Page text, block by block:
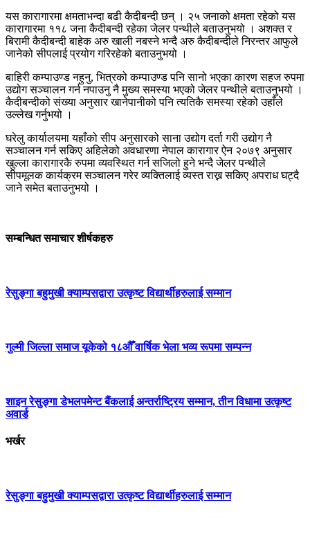
यस कारागारमा क्षमताभन्दा बढी कैदीबन्दी छन् । २५ जनाको क्षमता रहेको यस
कारागारमा ११८ जना कैदीबन्दी रहेका जेलर पन्थीले बताउनुभयो । अशक्त र
बिरामी कैदीबन्दी बाहेक अरु खाली नबस्ने भन्दै अरु कैदीबन्दीले निरन्तर आफुले
जानेको सीपलाई प्रयोग गरिरहेको बताउनुभयो ।
बाहिरी कम्पाउण्ड नहुनु, भित्रको कम्पाउण्ड पनि सानो भएका कारण सहज रुपमा
उद्योग सञ्चालन गर्न नपाउनु नै मुख्य समस्या भएको जेलर पन्थीले बताउनुभयो ।
कैदीबन्दीको संख्या अनुसार खानेपानीको पनि त्यतिकै समस्या रहेको उहाँले
उल्लेख गर्नुभयो ।
घरेलु कार्यालयमा यहाँको सीप अनुसारको साना उद्योग दर्ता गरी उद्योग नै
सञ्चालन गर्न सकिए अहिलेको अवधारणा नेपाल कारागार ऐन २०७९ अनुसार
खुल्ला कारागारकै रुपमा व्यवस्थित गर्न सजिलो हुने भन्दै जेलर पन्थीले
सीपमूलक कार्यक्रम सञ्चालन गरेर व्यक्तिलाई व्यस्त राख्न सकिए अपराध घट्दै
जाने समेत बताउनुभयो ।
सम्बन्धित समाचार शीर्षकहरु
रेसुङ्गा बहुमुखी क्याम्पसद्वारा उत्कृष्ट विद्यार्थीहरुलाई सम्मान
गुल्मी जिल्ला समाज यूकेको १८औँ वार्षिक भेला भव्य रूपमा सम्पन्न
शाइन रेसुङ्गा डेभलपमेन्ट बैंकलाई अन्तर्राष्ट्रिय सम्मान, तीन विधामा उत्कृष्ट
अवार्ड
भर्खर
रेसुङ्गा बहुमुखी क्याम्पसद्वारा उत्कृष्ट विद्यार्थीहरुलाई सम्मान